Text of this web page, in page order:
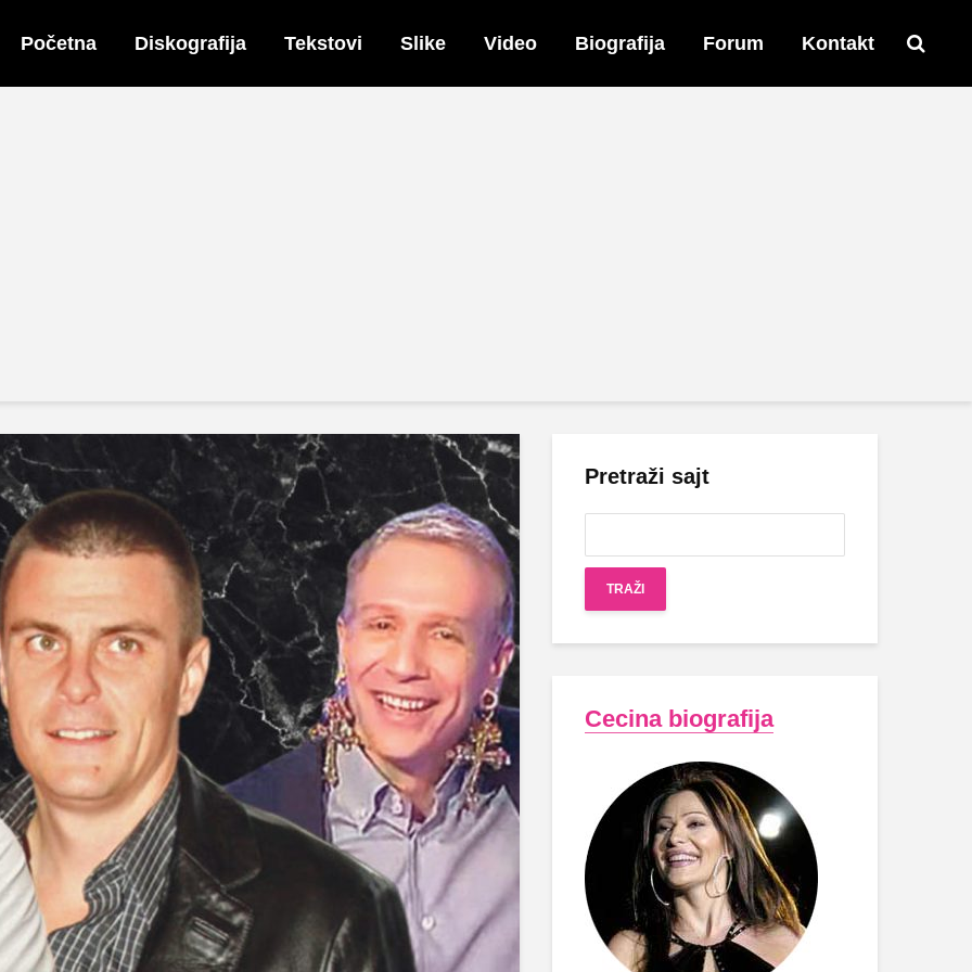
Početna Diskografija Tekstovi Slike Video Biografija Forum Kontakt
Pretraži sajt
Cecina biografija